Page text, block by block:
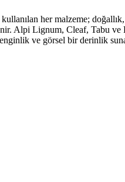
her malzeme;
Alpi Lignum, Cleaf, Tabu ve
ve görsel bir derinlik